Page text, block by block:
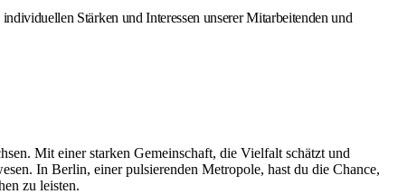
Stärken und Interessen unserer Mitarbeitenden und
Mit einer starken Gemeinschaft, die Vielfalt schätzt und
In Berlin, einer pulsierenden Metropole, hast du die Chance,
zu leisten.